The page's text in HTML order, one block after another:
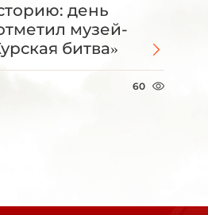
день
музей-
битва»
60